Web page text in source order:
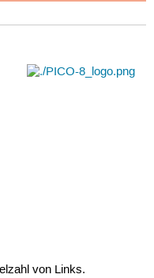
von Links.